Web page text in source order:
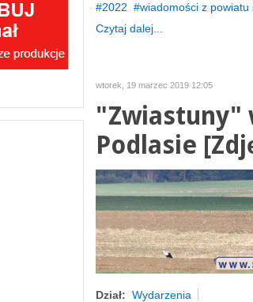
2022
wiadomości z powiatu
Czytaj dalej...
wtorek, 19 marzec 2019 12:05
"Zwiastuny"
Podlasie
Dział: Wydarzenia